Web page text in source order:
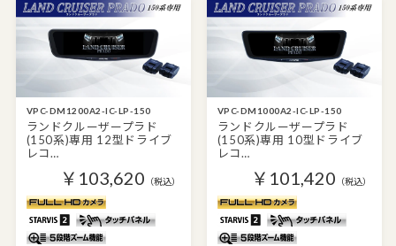
VPC-DM1200A2-IC-LP-150
ランドクルーザープラド
(150系)専用 12型ドライブ
レコ…
￥103,620 （税込）
VPC-DM1000A2-IC-LP-150
ランドクルーザープラド
(150系)専用 10型ドライブ
レコ…
￥101,420 （税込）